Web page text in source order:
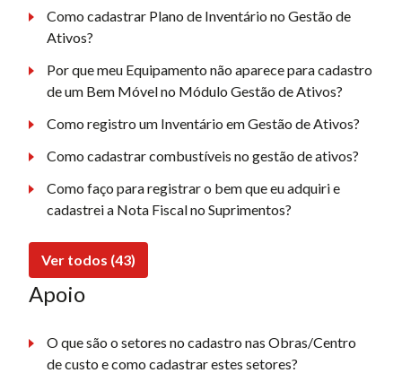
Como cadastrar Plano de Inventário no Gestão de
Ativos?
Por que meu Equipamento não aparece para cadastro
de um Bem Móvel no Módulo Gestão de Ativos?
Como registro um Inventário em Gestão de Ativos?
Como cadastrar combustíveis no gestão de ativos?
Como faço para registrar o bem que eu adquiri e
cadastrei a Nota Fiscal no Suprimentos?
Ver todos (43)
Apoio
O que são o setores no cadastro nas Obras/Centro
de custo e como cadastrar estes setores?